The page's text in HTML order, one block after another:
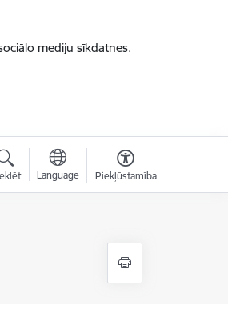
mediju sīkdatnes.
Language Piekļūstamība